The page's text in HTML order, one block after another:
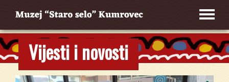
Vijesti i novosti